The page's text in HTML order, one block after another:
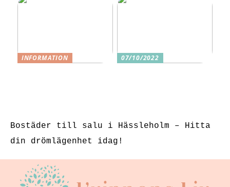
INFORMATION 07/10/2022
Bostäder till salu i Hässleholm – Hitta
din drömlägenhet idag!